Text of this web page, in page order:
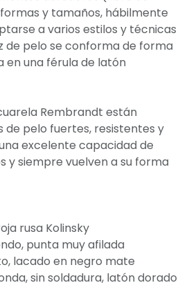
y tamaños, hábilmente
a varios estilos y técnicas
de pelo se conforma de forma
en una férula de latón
Rembrandt están
de pelo fuertes, resistentes y
excelente capacidad de
y siempre vuelven a su forma
rusa Kolinsky
punta muy afilada
lacado en negro mate
sin soldadura, latón dorado